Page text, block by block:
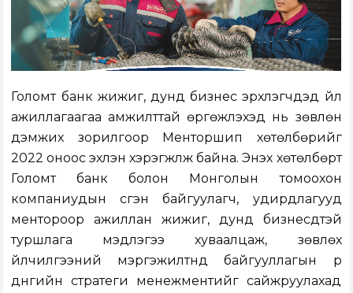
Голомт банк жижиг, дунд бизнес эрхлэгчдэд үйл
ажиллагаагаа амжилттай өргөжүүлэхэд нь зөвлөн
дэмжих зорилгоор Менторшип хөтөлбөрийг
2022 оноос эхлэн хэрэгжүүлж байна. Энэхүү хөтөлбөрт
Голомт банк болон Монголын томоохон
компаниудын үүсгэн байгуулагч, удирдлагууд
ментороор ажиллан жижиг, дунд бизнесүүдтэй
туршлага мэдлэгээ хуваалцаж, зөвлөх
үйлчилгээний мэргэжилтнүүд байгууллагын үр
дүнгийн стратеги менежментийг сайжруулахад